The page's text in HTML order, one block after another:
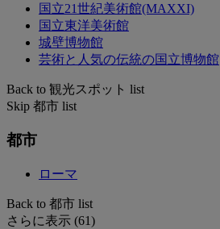
国立21世紀美術館(MAXXI)
国立東洋美術館
城壁博物館
芸術と人気の伝統の国立博物館
Back to 観光スポット list
Skip 都市 list
都市
ローマ
Back to 都市 list
さらに表示 (61)